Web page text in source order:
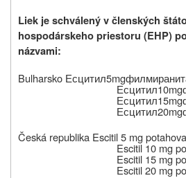
Liek je schválený v členských
hospodárskeho priestoru (EHP)
názvami:
Bulharsko Есцитил5mgфилмирани
Есцитил10mg
Есцитил15mg
Есцитил20mg
Česká republika Escitil 5 mg
Escitil 10 mg
Escitil 15 mg
Escitil 20 mg